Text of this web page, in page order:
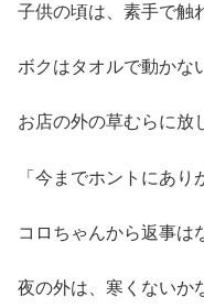
子供の頃は、素手で触
ボクはタオルで動かな
お店の外の草むらに放
「今までホントにあり
コロちゃんから返事は
夜の外は、寒くないか